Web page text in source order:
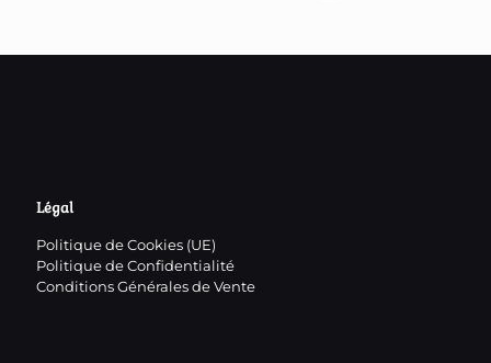
Légal
Politique de Cookies (UE)
Politique de Confidentialité
Conditions Générales de Vente